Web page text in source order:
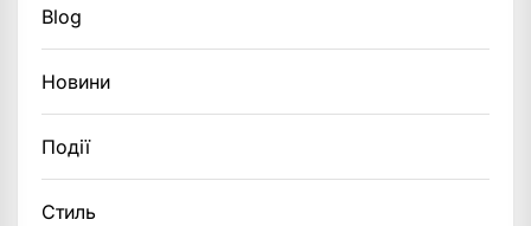
Blog
Новини
Події
Стиль